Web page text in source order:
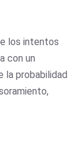
los intentos
con un
la probabilidad